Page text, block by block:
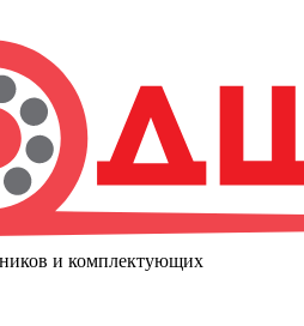
и комплектующих